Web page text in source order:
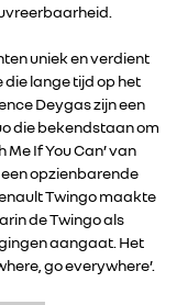
uniek en verdient
lange tijd op het
Deygas zijn een
die bekendstaan om
If You Can’ van
opzienbarende
Twingo maakte
de Twingo als
aangaat. Het
go everywhere’.